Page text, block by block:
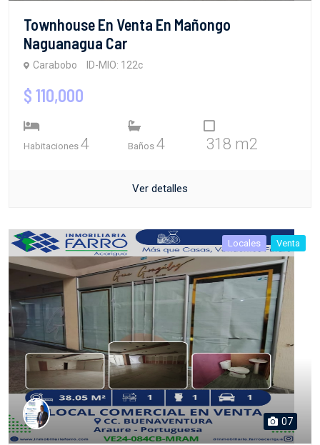
Townhouse En Venta En Mañongo
Naguanagua Car
Carabobo ID-MIO: 122c
$ 110,000
Habitaciones 4 Baños 4 318 m2
Ver detalles
Locales Venta
07